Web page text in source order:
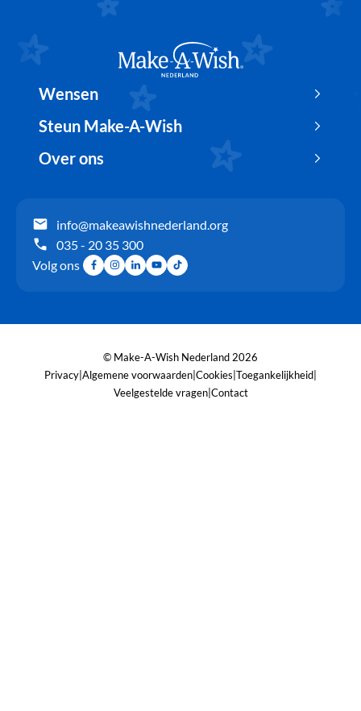
Terug naar de homepage
Wensen
Steun Make-A-Wish
Over ons
info@makeawishnederland.org
035 - 20 35 300
Volg ons
Facebook
Instagram
LinkedIn
YouTube
TikTok
© Make-A-Wish Nederland 2026
Privacy|Algemene voorwaarden|Cookies|Toegankelijkheid|
Veelgestelde vragen|Contact